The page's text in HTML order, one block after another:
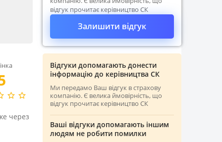
через
відгук прочитає керівництво СК
Залишити відгук
Відгуки допомагають донести
інформацію до керівництва СК
Ми передамо Ваш відгук в страхову
компанію. Є велика ймовірність, що
відгук прочитає керівництво СК
Ваші відгуки допомагають іншим
людям не робити помилки